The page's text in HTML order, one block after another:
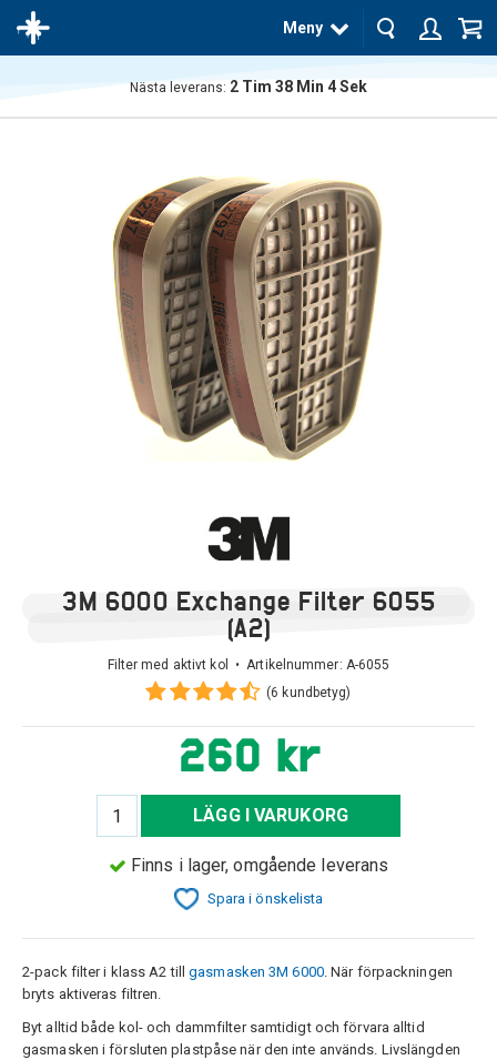
Meny
Nästa leverans: 2 Tim 38 Min 4Sek
3M 6000 Exchange Filter 6055
(A2)
Filter med aktivt kol • Artikelnummer: A-6055
(6 kundbetyg)
260 kr
LÄGG I VARUKORG
Finns i lager, omgående leverans
Spara i önskelista
2-pack filter i klass A2 tillgasmasken 3M 6000. När förpackningen
bryts aktiveras filtren.
Byt alltid både kol- och dammfilter samtidigt och förvara alltid
gasmasken i försluten plastpåse när den inte används. Livslängden